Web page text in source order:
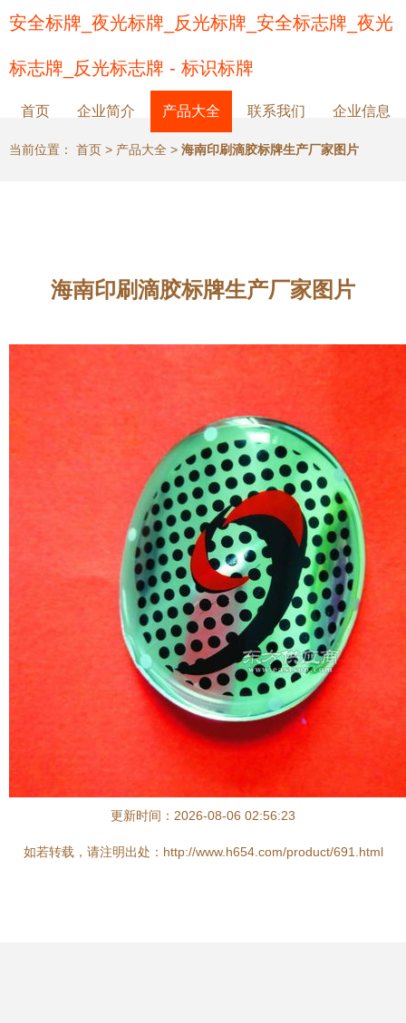
安全标牌_夜光标牌_反光标牌_安全标志牌_夜光
标志牌_反光标志牌 - 标识标牌
首页 企业简介 产品大全 联系我们 企业信息
当前位置： 首页 > 产品大全 > 海南印刷滴胶标牌生产厂家图片
海南印刷滴胶标牌生产厂家图片
更新时间：2026-08-06 02:56:23
如若转载，请注明出处：http://www.h654.com/product/691.html